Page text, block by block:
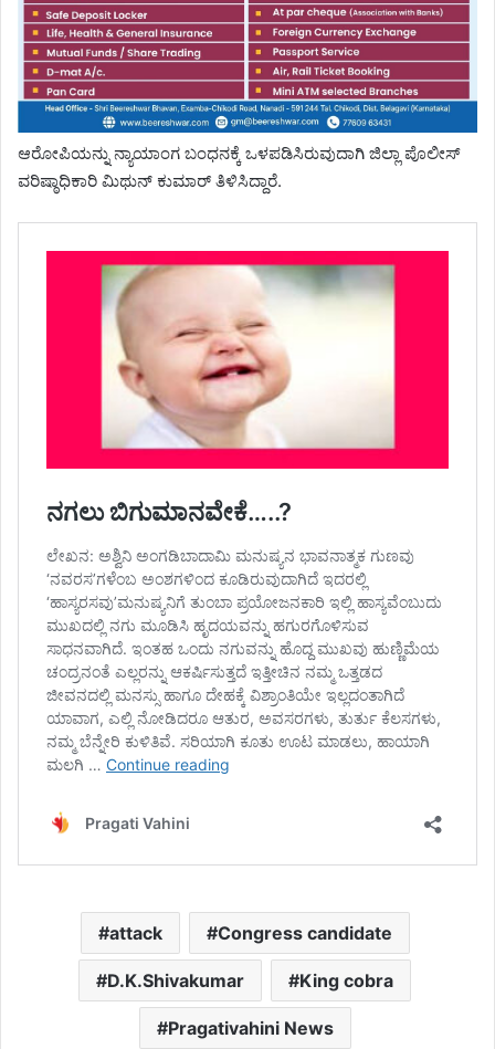
ಆರೋಪಿಯನ್ನು ನ್ಯಾಯಾಂಗ ಬಂಧನಕ್ಕೆ ಒಳಪಡಿಸಿರುವುದಾಗಿ ಜಿಲ್ಲಾ ಪೊಲೀಸ್
ವರಿಷ್ಠಾಧಿಕಾರಿ ಮಿಥುನ್ ಕುಮಾರ್ ತಿಳಿಸಿದ್ದಾರೆ.
attack Congress candidate
D.K.Shivakumar King cobra
Pragativahini News